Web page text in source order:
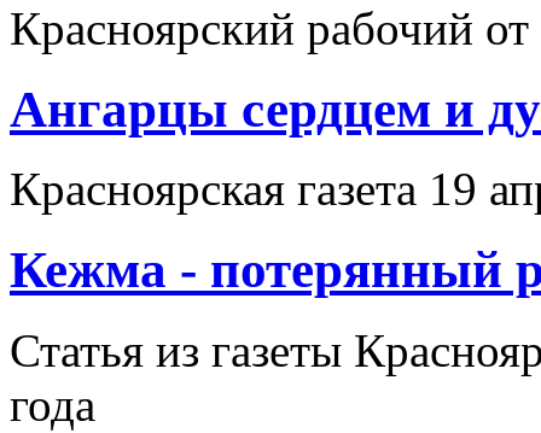
Красноярский рабочий
Ангарцы сердцем и
Красноярская газета
Кежма - потерянный
Статья из газеты
года